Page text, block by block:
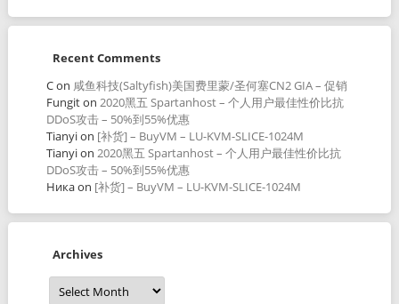
Recent Comments
Con 咸鱼科技(Saltyfish)美国费里蒙/圣何塞CN2 GIA – 促销
Fungiton 2020黑五 Spartanhost – 个人用户最佳性价比抗
DDoS攻击 – 50%到55%优惠
Tianyion [补货] – BuyVM – LU-KVM-SLICE-1024M
Tianyion 2020黑五 Spartanhost – 个人用户最佳性价比抗
DDoS攻击 – 50%到55%优惠
Никаon [补货] – BuyVM – LU-KVM-SLICE-1024M
Archives
Archives